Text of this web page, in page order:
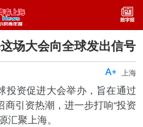
场大会向全球发出信号
上海

投资促进大会举办，旨在通过
引资热潮，进一步打响“投资
汇聚上海。